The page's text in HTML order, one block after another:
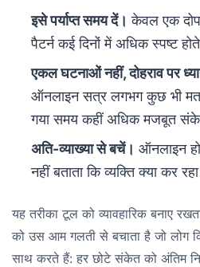
इसे पर्याप्त समय दें। केवल एक
पैटर्न कई दिनों में अधिक स्पष्ट
एकल घटनाओं नहीं, दोहराव पर
ऑनलाइन सत्र लगभग कुछ भी
गया समय कहीं अधिक मजबूत
अति-व्याख्या से बचें। ऑनलाइन
नहीं बताता कि व्यक्ति क्या कर
यह तरीका टूल को व्यावहारिक बनाए
को उस आम गलती से बचाता है जो लोग
साथ करते हैं: हर छोटे संकेत को अंतिम